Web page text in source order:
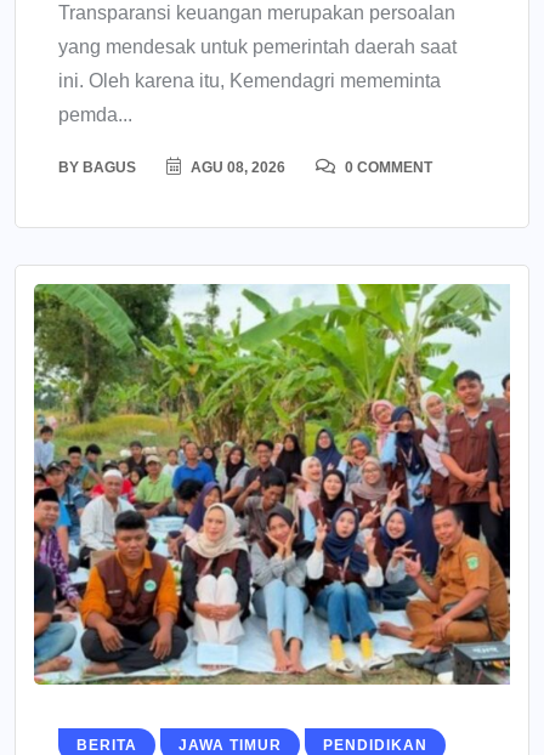
Transparansi keuangan merupakan persoalan
yang mendesak untuk pemerintah daerah saat
ini. Oleh karena itu, Kemendagri mememinta
pemda...
BY BAGUS AGU 08, 2026 0 COMMENT
BERITA JAWA TIMUR PENDIDIKAN